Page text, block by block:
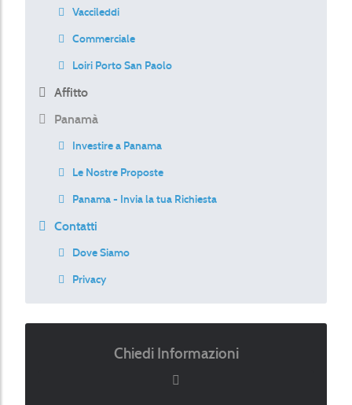
Vaccileddi
Commerciale
Loiri Porto San Paolo
Affitto
Panamà
Investire a Panama
Le Nostre Proposte
Panama - Invia la tua Richiesta
Contatti
Dove Siamo
Privacy
Chiedi Informazioni